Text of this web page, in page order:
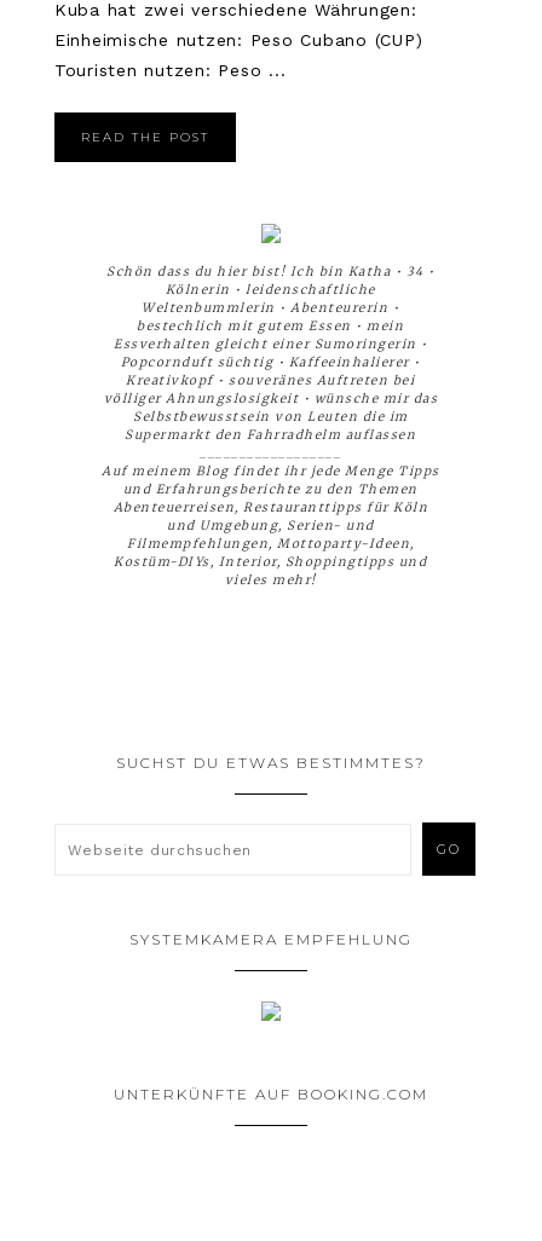
Kuba hat zwei verschiedene Währungen:
Einheimische nutzen: Peso Cubano (CUP)
Touristen nutzen: Peso ...
READ THE POST
Schön dass du hier bist! Ich bin Katha • 34 •
Kölnerin • leidenschaftliche
Weltenbummlerin • Abenteurerin •
bestechlich mit gutem Essen • mein
Essverhalten gleicht einer Sumoringerin •
Popcornduft süchtig • Kaffeeinhalierer •
Kreativkopf • souveränes Auftreten bei
völliger Ahnungslosigkeit • wünsche mir das
Selbstbewusstsein von Leuten die im
Supermarkt den Fahrradhelm auflassen
Auf meinem Blog findet ihr jede Menge Tipps
und Erfahrungsberichte zu den Themen
Abenteuerreisen, Restauranttipps für Köln
und Umgebung, Serien- und
Filmempfehlungen, Mottoparty-Ideen,
Kostüm-DIYs, Interior, Shoppingtipps und
vieles mehr!
SUCHST DU ETWAS BESTIMMTES?
SYSTEMKAMERA EMPFEHLUNG
UNTERKÜNFTE AUF BOOKING.COM